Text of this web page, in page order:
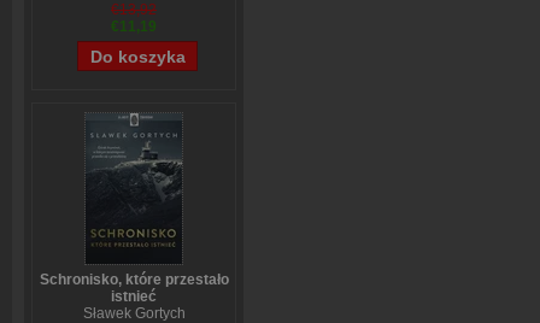
€13,92
€11,19
Schronisko, które przestało
istnieć
Sławek Gortych